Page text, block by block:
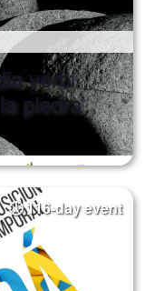
verbi.
piedra’.
116-day event